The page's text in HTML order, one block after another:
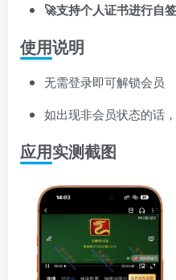
🚀支持个人证书进行自
使用说明
无需登录即可解锁会员
如出现非会员状态的话
应用实测截图